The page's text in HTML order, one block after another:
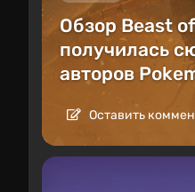
Обзор Beast
получилась
авторов
Оставить